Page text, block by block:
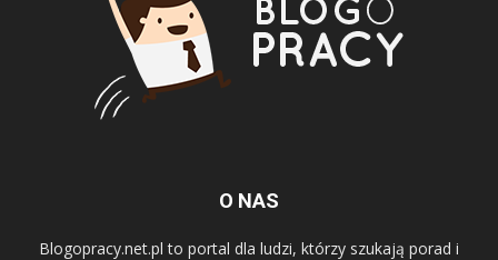
O NAS
Blogopracy.net.pl to portal dla ludzi, którzy szukają porad i